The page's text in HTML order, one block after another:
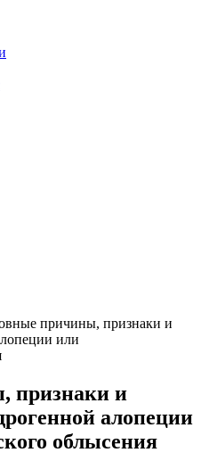
причины, признаки и
или
признаки и
алопеции
облысения